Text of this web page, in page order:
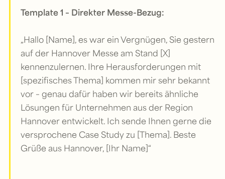
Template 1 – Direkter Messe-Bezug:
„Hallo [Name], es war ein Vergnügen, Sie gestern
auf der Hannover Messe am Stand [X]
kennenzulernen. Ihre Herausforderungen mit
[spezifisches Thema] kommen mir sehr bekannt
vor – genau dafür haben wir bereits ähnliche
Lösungen für Unternehmen aus der Region
Hannover entwickelt. Ich sende Ihnen gerne die
versprochene Case Study zu [Thema]. Beste
Grüße aus Hannover, [Ihr Name]“